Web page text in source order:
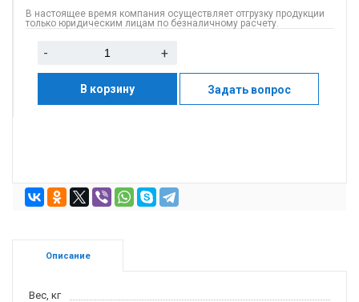
В настоящее время компания осуществляет отгрузку продукции
только юридическим лицам по безналичному расчету.
- +
В корзину Задать вопрос
Описание
Вес, кг